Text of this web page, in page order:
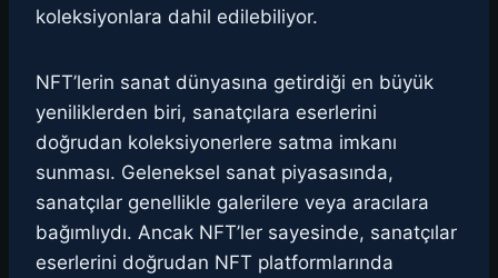
koleksiyonlara dahil edilebiliyor.
NFT’lerin sanat dünyasına getirdiği en büyük
yeniliklerden biri, sanatçılara eserlerini
doğrudan koleksiyonerlere satma imkanı
sunması. Geleneksel sanat piyasasında,
sanatçılar genellikle galerilere veya aracılara
bağımlıydı. Ancak NFT’ler sayesinde, sanatçılar
eserlerini doğrudan NFT platformlarında